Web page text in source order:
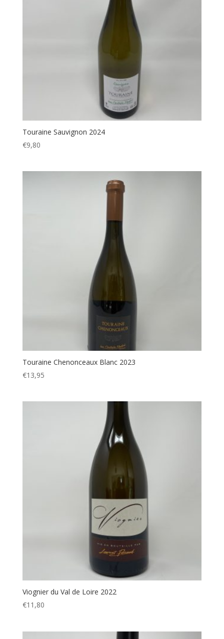
Touraine Sauvignon 2024
€9,80
Touraine Chenonceaux Blanc 2023
€13,95
Viognier du Val de Loire 2022
€11,80